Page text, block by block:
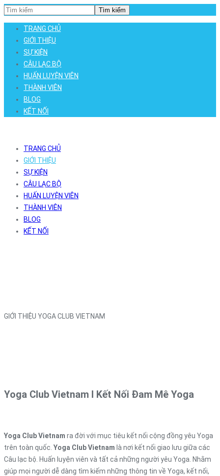
Tìm kiếm
TRANG CHỦ
GIỚI THIỆU
SỰ KIỆN
CÂU LẠC BỘ
HUẤN LUYỆN VIÊN
THÀNH VIÊN
BLOG
KẾT NỐI
TRANG CHỦ
GIỚI THIỆU
SỰ KIỆN
CÂU LẠC BỘ
HUẤN LUYỆN VIÊN
THÀNH VIÊN
BLOG
KẾT NỐI
GIỚI THIỆU YOGA CLUB VIETNAM
Yoga Club Vietnam l Kết Nối Đam Mê Yoga
Yoga Club Vietnam ra đời với mục tiêu kết nối cộng đồng yêu Yoga
trên toàn quốc. Yoga Club Vietnam là nơi kết nối giao lưu giữa các
Câu lạc bộ. Huấn luyện viên và tất cả những người yêu Yoga. Nhằm
giúp mọi người dễ dàng tìm kiếm những thông tin về Yoga, kết nối,